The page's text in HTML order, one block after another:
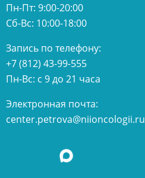
Пн-Пт: 9:00-20:00
Сб-Вс: 10:00-18:00
Запись по телефону:
+7 (812) 43-99-555
Пн-Вс: с 9 до 21 часа
Электронная почта:
center.petrova@niioncologii.ru